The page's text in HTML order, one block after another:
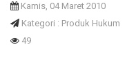
Kamis, 04 Maret 2010
Kategori : Produk Hukum
49